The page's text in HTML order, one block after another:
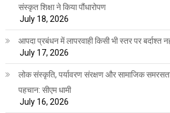
संस्कृत शिक्षा ने किया पौंधारोपण
July 18, 2026
आपदा प्रबंधन में लापरवाही किसी भी स्तर पर बर्दाश्त
July 17, 2026
लोक संस्कृति, पर्यावरण संरक्षण और सामाजिक
पहचान: सीएम धामी
July 16, 2026